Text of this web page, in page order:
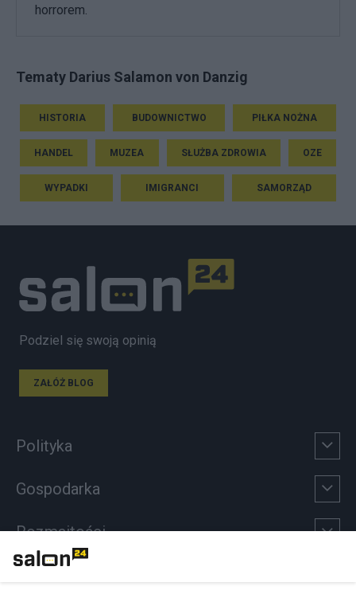
horrorem.
Tematy Darius Salamon von Danzig
HISTORIA BUDOWNICTWO PIŁKA NOŻNA
HANDEL MUZEA SŁUŻBA ZDROWIA OZE
WYPADKI IMIGRANCI SAMORZĄD
Podziel się swoją opinią
ZAŁÓŻ BLOG
Polityka
Gospodarka
Rozmaitości